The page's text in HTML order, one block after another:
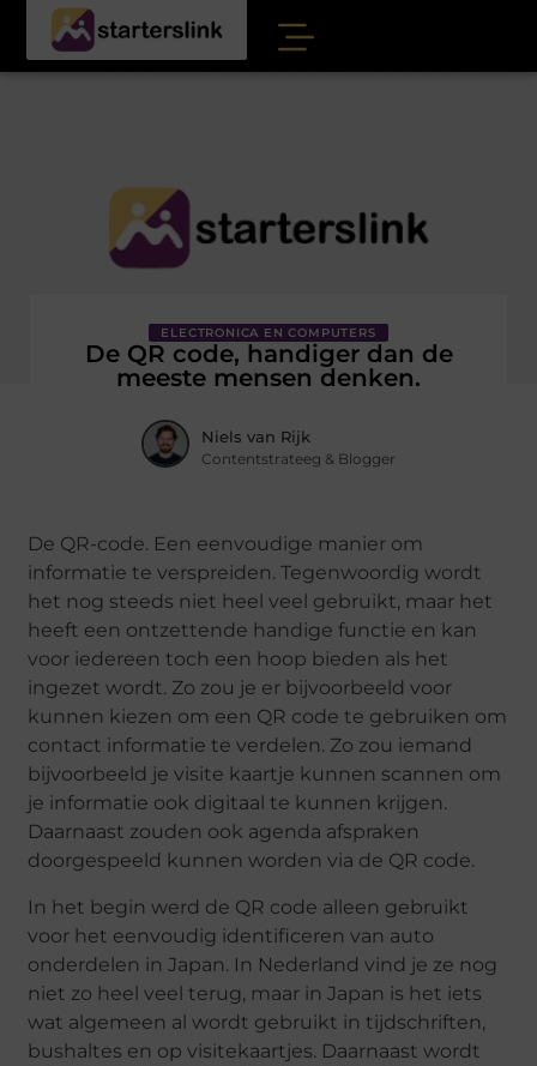
ELECTRONICA EN COMPUTERS
De QR code, handiger dan de
meeste mensen denken.
Niels van Rijk
Contentstrateeg & Blogger
De QR-code. Een eenvoudige manier om
informatie te verspreiden. Tegenwoordig wordt
het nog steeds niet heel veel gebruikt, maar het
heeft een ontzettende handige functie en kan
voor iedereen toch een hoop bieden als het
ingezet wordt. Zo zou je er bijvoorbeeld voor
kunnen kiezen om een QR code te gebruiken om
contact informatie te verdelen. Zo zou iemand
bijvoorbeeld je visite kaartje kunnen scannen om
je informatie ook digitaal te kunnen krijgen.
Daarnaast zouden ook agenda afspraken
doorgespeeld kunnen worden via de QR code.
In het begin werd de QR code alleen gebruikt
voor het eenvoudig identificeren van auto
onderdelen in Japan. In Nederland vind je ze nog
niet zo heel veel terug, maar in Japan is het iets
wat algemeen al wordt gebruikt in tijdschriften,
bushaltes en op visitekaartjes. Daarnaast wordt